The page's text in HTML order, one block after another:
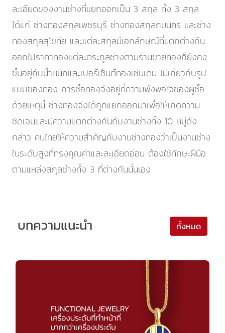
ละเอียดของงานช่างที่แยกออกเป็น 3 สกุล ทั้ง 3 สกุล
ได้แก่ ช่างทองสกุลเพชรบุรี ช่างทองสกุลถมนคร และช่าง
ทองสกุลสุโขทัย และแต่ละสกุลมีเอกลักษณ์ที่แตกต่างกัน
ออกไปราคาทองแต่ละตระกูลช่างตามร้านขายทองก็ยังคง
ขึ้นอยู่กับน้ำหนักและเปอร์เซ็นต์ทองเช่นเดิม ไม่เกี่ยวกับรูป
แบบของทอง การซื้อทองจึงอยู่ที่ความพึงพอใจของผู้ซื้อ
ด้วยเหตุนี้ ช่างทองจึงได้ถูกแยกออกมาเพื่อให้เกิดความ
ชัดเจนและมีความแตกต่างกันกับงานช่างทั้ง 10 หมู่ดัง
กล่าว คนไทยให้ความสำคัญกับงานช่างทองว่าเป็นงานช่าง
ในระดับสูงที่ทรงคุณค่าและละเอียดอ่อน ต้องใช้ทักษะฝีมือ
ตามแหล่งสกุลช่างทั้ง 3 ที่ต่างกันนั่นเอง
บทความแนะนำ ทั้งหมด